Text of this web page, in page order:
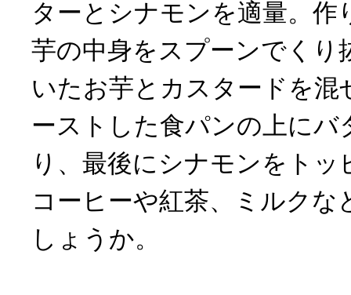
ターとシナモンを適量。作
芋の中身をスプーンでくり
いたお芋とカスタードを混
ーストした食パンの上にバ
り、最後にシナモンをト
コーヒーや紅茶、ミルクな
しょうか。